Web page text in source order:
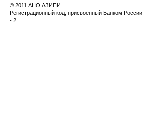
© 2011 АНО АЗИПИ
Регистрационный код, присвоенный Банком России
- 2